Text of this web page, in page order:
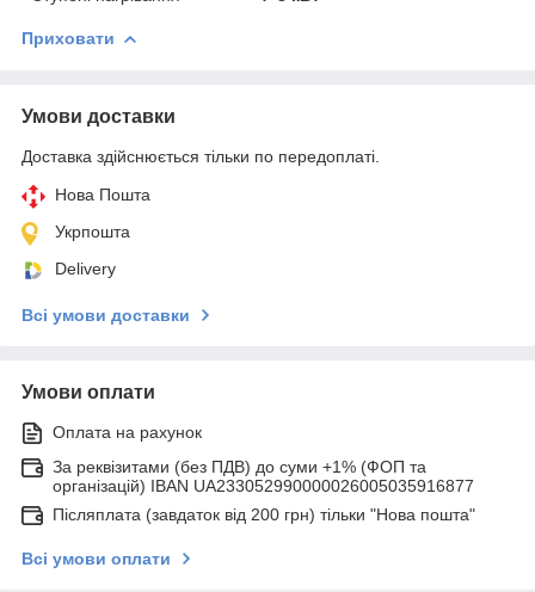
Приховати
Умови доставки
Доставка здійснюється тільки по передоплаті.
Нова Пошта
Укрпошта
Delivery
Всі умови доставки
Умови оплати
Оплата на рахунок
За реквізитами (без ПДВ) до суми +1% (ФОП та
організацій) IBAN UA233052990000026005035916877
Післяплата (завдаток від 200 грн) тільки "Нова пошта"
Всі умови оплати